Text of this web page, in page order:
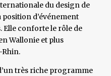
du design de
d’événement
Elle conforte le rôle de
Wallonie et plus
très riche programme